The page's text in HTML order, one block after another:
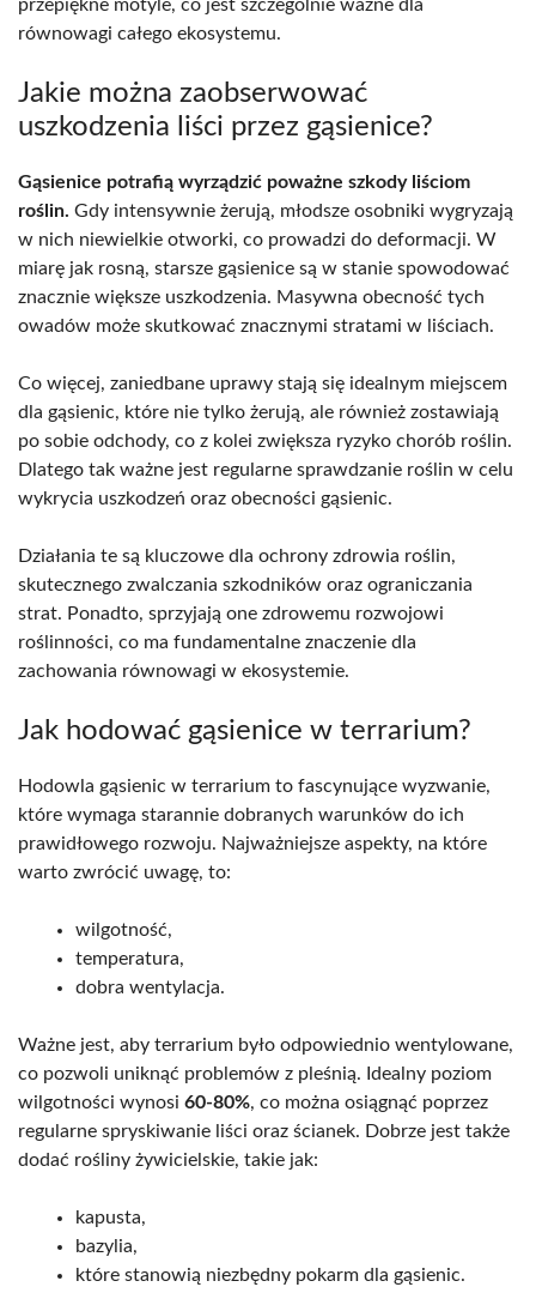
przepiękne motyle, co jest szczególnie ważne dla
równowagi całego ekosystemu.
Jakie można zaobserwować
uszkodzenia liści przez gąsienice?
Gąsienice potrafią wyrządzić poważne szkody liściom
roślin. Gdy intensywnie żerują, młodsze osobniki wygryzają
w nich niewielkie otworki, co prowadzi do deformacji. W
miarę jak rosną, starsze gąsienice są w stanie spowodować
znacznie większe uszkodzenia. Masywna obecność tych
owadów może skutkować znacznymi stratami w liściach.
Co więcej, zaniedbane uprawy stają się idealnym miejscem
dla gąsienic, które nie tylko żerują, ale również zostawiają
po sobie odchody, co z kolei zwiększa ryzyko chorób roślin.
Dlatego tak ważne jest regularne sprawdzanie roślin w celu
wykrycia uszkodzeń oraz obecności gąsienic.
Działania te są kluczowe dla ochrony zdrowia roślin,
skutecznego zwalczania szkodników oraz ograniczania
strat. Ponadto, sprzyjają one zdrowemu rozwojowi
roślinności, co ma fundamentalne znaczenie dla
zachowania równowagi w ekosystemie.
Jak hodować gąsienice w terrarium?
Hodowla gąsienic w terrarium to fascynujące wyzwanie,
które wymaga starannie dobranych warunków do ich
prawidłowego rozwoju. Najważniejsze aspekty, na które
warto zwrócić uwagę, to:
wilgotność,
temperatura,
dobra wentylacja.
Ważne jest, aby terrarium było odpowiednio wentylowane,
co pozwoli uniknąć problemów z pleśnią. Idealny poziom
wilgotności wynosi 60-80%, co można osiągnąć poprzez
regularne spryskiwanie liści oraz ścianek. Dobrze jest także
dodać rośliny żywicielskie, takie jak:
kapusta,
bazylia,
które stanowią niezbędny pokarm dla gąsienic.